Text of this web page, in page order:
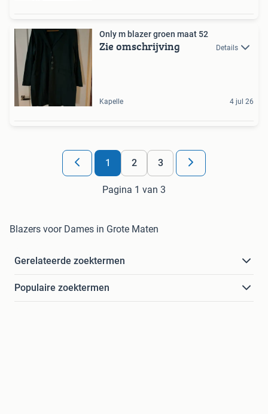
Only m blazer groen maat 52
Zie omschrijving Details
Kapelle 4 jul 26
1 2 3
Pagina 1 van 3
Blazers voor Dames in Grote Maten
Gerelateerde zoektermen
Populaire zoektermen